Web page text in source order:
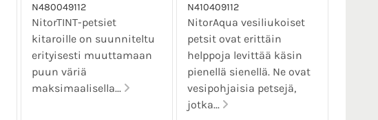
N480049112
NitorTINT-petsiet
kitaroille on suunniteltu
erityisesti muuttamaan
puun väriä
maksimaalisella...
N410409112
NitorAqua vesiliukoiset
petsit ovat erittäin
helppoja levittää käsin
pienellä sienellä. Ne ovat
vesipohjaisia petsejä,
jotka...